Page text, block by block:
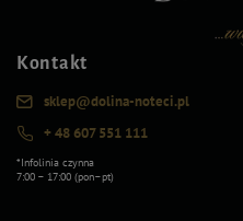
Kontakt
sklep@dolina-noteci.pl
+ 48 607 551 111
*Infolinia czynna
7:00 – 17:00 (pon–pt)